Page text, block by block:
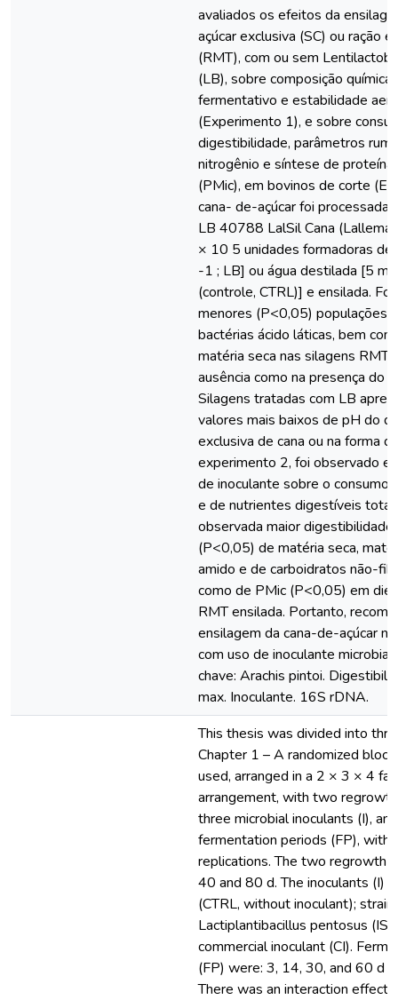
avaliados os efeitos da
açúcar exclusiva (SC) ou ração
(RMT), com ou sem
(LB), sobre composição
fermentativo e estabilidade
(Experimento 1), e sobre
digestibilidade, parâmetros
nitrogênio e síntese de proteína
(PMic), em bovinos de corte
cana- de-açúcar foi processada
LB 40788 LalSil Cana
× 10 5 unidades formadoras de
-1 ; LB] ou água destilada [5
(controle, CTRL)] e ensilada.
menores (P<0,05) populações
bactérias ácido láticas, bem
matéria seca nas silagens RMT,
ausência como na presença do
Silagens tratadas com LB
valores mais baixos de pH do
exclusiva de cana ou na forma
experimento 2, foi observado
de inoculante sobre o consumo
e de nutrientes digestíveis
observada maior digestibilidade
(P<0,05) de matéria seca,
amido e de carboidratos não-
como de PMic (P<0,05) em
RMT ensilada. Portanto,
ensilagem da cana-de-açúcar
com uso de inoculante
chave: Arachis pintoi.
max. Inoculante. 16S rDNA.
This thesis was divided into
Chapter 1 – A randomized
used, arranged in a 2 × 3 × 4
arrangement, with two
three microbial inoculants (I),
fermentation periods (FP), with
replications. The two regrowth
40 and 80 d. The inoculants (I)
(CTRL, without inoculant);
Lactiplantibacillus pentosus
commercial inoculant (CI).
(FP) were: 3, 14, 30, and 60 d
There was an interaction effect